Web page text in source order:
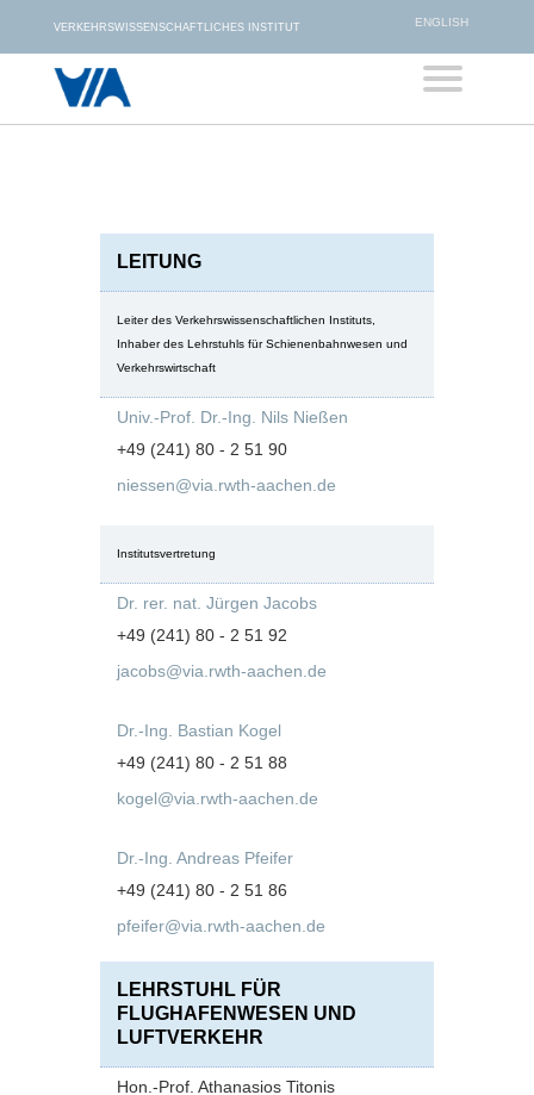
VERKEHRSWISSENSCHAFTLICHES INSTITUT ENGLISH
LEITUNG
Leiter des Verkehrswissenschaftlichen Instituts,
Inhaber des Lehrstuhls für Schienenbahnwesen und
Verkehrswirtschaft
Univ.-Prof. Dr.-Ing. Nils Nießen
+49 (241) 80 - 2 51 90
niessen@via.rwth-aachen.de
Institutsvertretung
Dr. rer. nat. Jürgen Jacobs
+49 (241) 80 - 2 51 92
jacobs@via.rwth-aachen.de
Dr.-Ing. Bastian Kogel
+49 (241) 80 - 2 51 88
kogel@via.rwth-aachen.de
Dr.-Ing. Andreas Pfeifer
+49 (241) 80 - 2 51 86
pfeifer@via.rwth-aachen.de
LEHRSTUHL FÜR
FLUGHAFENWESEN UND
LUFTVERKEHR
Hon.-Prof. Athanasios Titonis